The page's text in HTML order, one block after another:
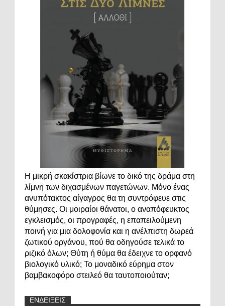
Η μικρή σκακίστρια βίωνε το δικό της δράμα στη
λίμνη των διχασμένων παγετώνων. Μόνο ένας
ανυπότακτος αίγαγρος θα τη συντρόφευε στις
θύμησες. Οι μοιραίοι θάνατοι, ο αναπόφευκτος
εγκλεισμός, οι προγραφές, η επαπειλούμενη
ποινή για μια δολοφονία και η ανέλπιστη δωρεά
ζωτικού οργάνου, πού θα οδηγούσε τελικά το
ριζικό όλων; Θύτη ή θύμα θα έδειχνε το ορφανό
βιολογικό υλικό; Το μοναδικό εύρημα στον
βαμβακοφόρο στειλεό θα ταυτοποιούταν;
ΕΝΔΕΙΞΕΙΣ